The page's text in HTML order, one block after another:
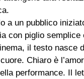
a un pubblico
con piglio semplice
il testo nasce
Chiaro è
performance. Il